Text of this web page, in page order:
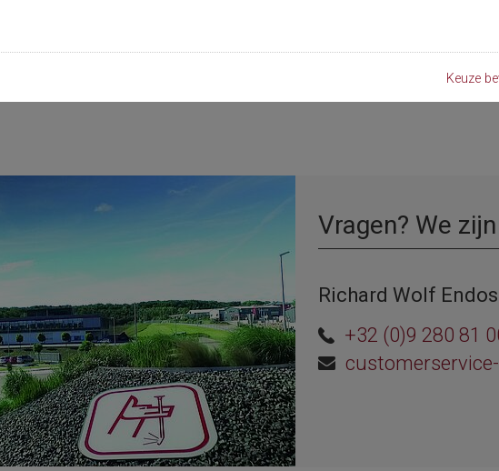
Keuze
Vragen? We
Richard Wolf
+32 (0)9 280 81